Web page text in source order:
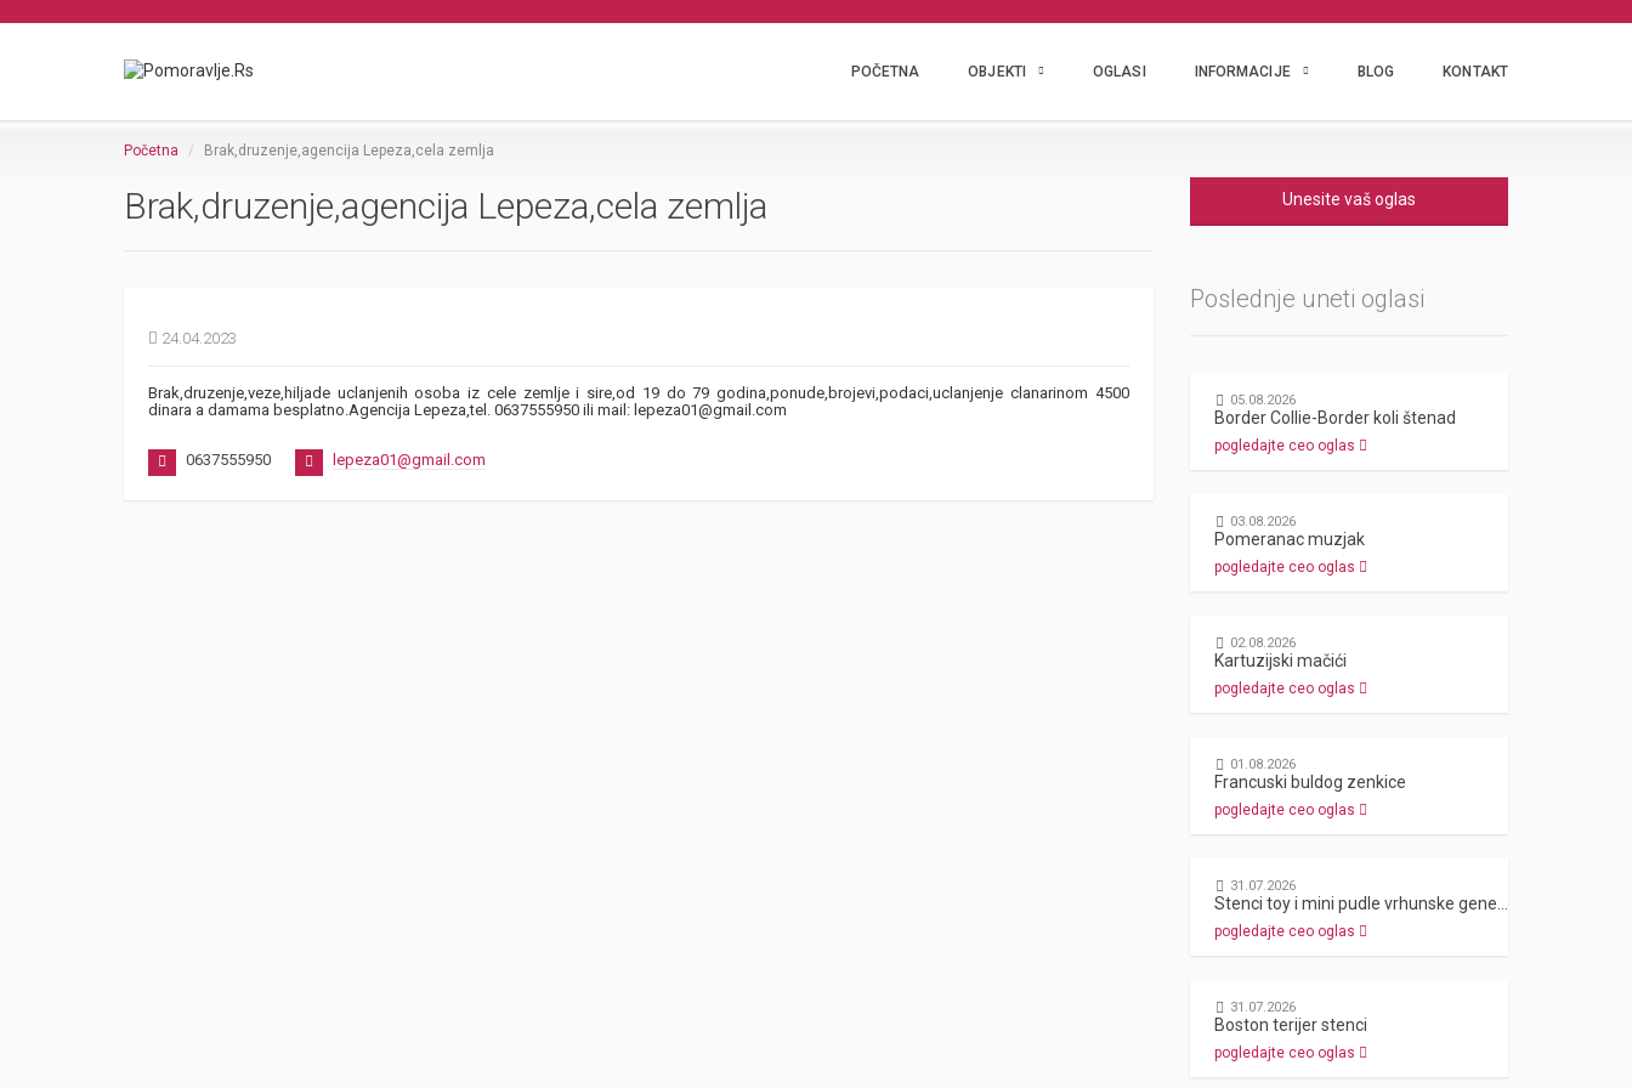
POČETNA OBJEKTI OGLASI INFORMACIJE BLOG KONTAKT
Početna Brak,druzenje,agencija Lepeza,cela zemlja
Brak,druzenje,agencija Lepeza,cela zemlja
24.04.2023
Brak,druzenje,veze,hiljade uclanjenih osoba iz cele zemlje i sire,od 19 do 79 godina,ponude,brojevi,podaci,uclanjenje clanarinom 4500
dinara a damama besplatno.Agencija Lepeza,tel. 0637555950 ili mail: lepeza01@gmail.com
0637555950 lepeza01@gmail.com
Unesite vaš oglas
Poslednje uneti oglasi
05.08.2026
Border Collie-Border koli štenad
pogledajte ceo oglas
03.08.2026
Pomeranac muzjak
pogledajte ceo oglas
02.08.2026
Kartuzijski mačići
pogledajte ceo oglas
01.08.2026
Francuski buldog zenkice
pogledajte ceo oglas
31.07.2026
pogledajte ceo oglas
31.07.2026
Boston terijer stenci
pogledajte ceo oglas